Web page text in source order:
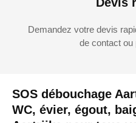
SOS débouchage
WC, évier, égout,
Demandez votre devis
de contact ou